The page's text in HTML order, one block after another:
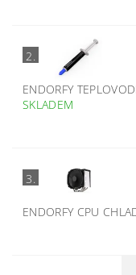
2.
ENDORFY
SKLADEM
3.
ENDORFY CPU